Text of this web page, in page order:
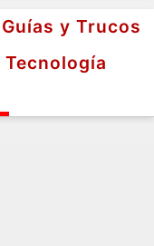
Guías y Trucos
Tecnología